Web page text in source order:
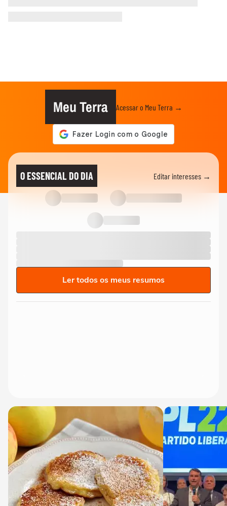
Meu Terra Acessar o Meu Terra →
O ESSENCIAL DO DIA Editar interesses →
Ler todos os meus resumos